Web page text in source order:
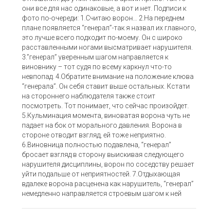
они все для нас одинаковые, а вот и нет. Подписи к
фото по-очереди: 1.Считаю ворон… 2.На переднем
плане появляется “генерал”-так я назвал их главного,
это лучше всего подходит по-моему. Он с широко
расставленными ногами высматривает нарушителя.
3.”генерал” уверенным шагом направляется к
виновнику – тот судя по всему каркнул что-то
невпопад. 4.Обратите внимание на положение клюва
“генерала”. Он себя ставит выше остальных. Кстати
на стороннего наблюдателя также стоит
посмотреть. Тот понимает, что сейчас произойдет.
5.Кульминация момента, виноватая ворона чуть не
падает на бок от морального давления. Ворона в
стороне отводит взгляд, ей тоже неприятно.
6.Виновница полностью подавлена, “генерал”
бросает взгляд в сторону выискивая следующего
нарушителя дисциплины, ворон по соседству решает
уйти подальше от неприятностей. 7.Отдыхающая
вдалеке ворона расценена как нарушитель, “генерал”
немедленно направляется строевым шагом к ней